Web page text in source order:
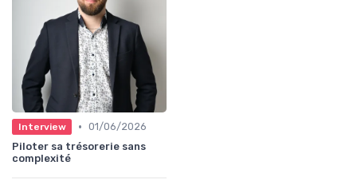
Interview • 01/06/2026
Piloter sa trésorerie sans
complexité